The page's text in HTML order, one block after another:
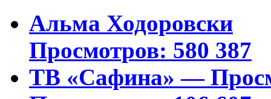
Альма Ходоровски
Просмотров: 580 387
ТВ «Сафина» —